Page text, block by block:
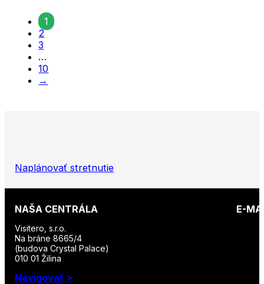
1
2
3
…
10
→
Naplánovať stretnutie
NAŠA CENTRÁLA
Visitero, s.r.o.
Na bráne 8665/4
(budova Crystal Palace)
010 01 Žilina
Navigovať >
E-